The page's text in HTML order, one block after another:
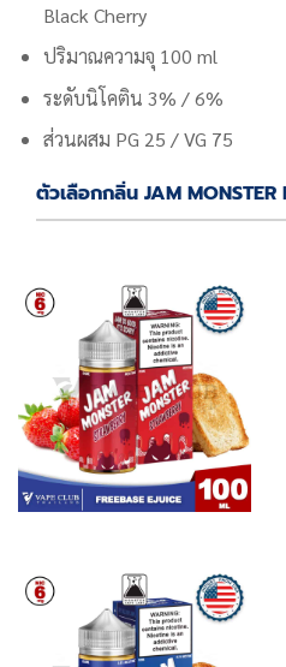
Black Cherry
ปริมาณความจุ 100 ml
ระดับนิโคติน 3% / 6%
ส่วนผสม PG 25 / VG 75
ตัวเลือกกลิ่น JAM MONSTER